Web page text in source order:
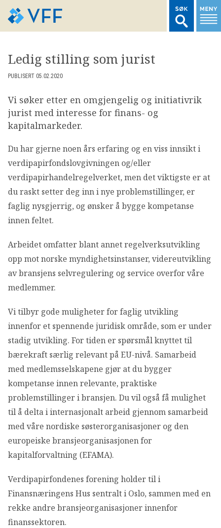
LOGG INN MEDLEMSNETT
MARKEDSSTATISTIKK
BRANSJENORMER
AKTUELT
DEN LILLE FONDSHÅNDBOKEN
IN ENGLISH
Ledig stilling som jurist
PUBLISERT 05.02.2020
Vi søker etter en omgjengelig og initiativrik
jurist med interesse for finans- og
kapitalmarkeder.
Du har gjerne noen års erfaring og en viss innsikt i
verdipapirfondslovgivningen og/eller
verdipapirhandelregelverket, men det viktigste er at
du raskt setter deg inn i nye problemstillinger, er
faglig nysgjerrig, og ønsker å bygge kompetanse
innen feltet.
Arbeidet omfatter blant annet regelverksutvikling
opp mot norske myndighetsinstanser, videreutvikling
av bransjens selvregulering og service overfor våre
medlemmer.
Vi tilbyr gode muligheter for faglig utvikling
innenfor et spennende juridisk område, som er under
stadig utvikling. For tiden er spørsmål knyttet til
bærekraft særlig relevant på EU-nivå. Samarbeid
med medlemsselskapene gjør at du bygger
kompetanse innen relevante, praktiske
problemstillinger i bransjen. Du vil også få mulighet
til å delta i internasjonalt arbeid gjennom samarbeid
med våre nordiske søsterorganisasjoner og den
europeiske bransjeorganisasjonen for
kapitalforvaltning (EFAMA).
Verdipapirfondenes forening holder til i
Finansnæringens Hus sentralt i Oslo, sammen med en
rekke andre bransjeorganisasjoner innenfor
finanssektoren.